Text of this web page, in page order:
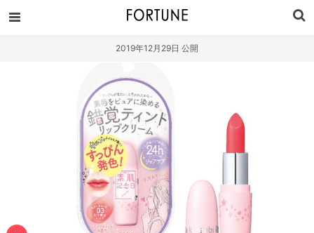
2019年12月29日 公開